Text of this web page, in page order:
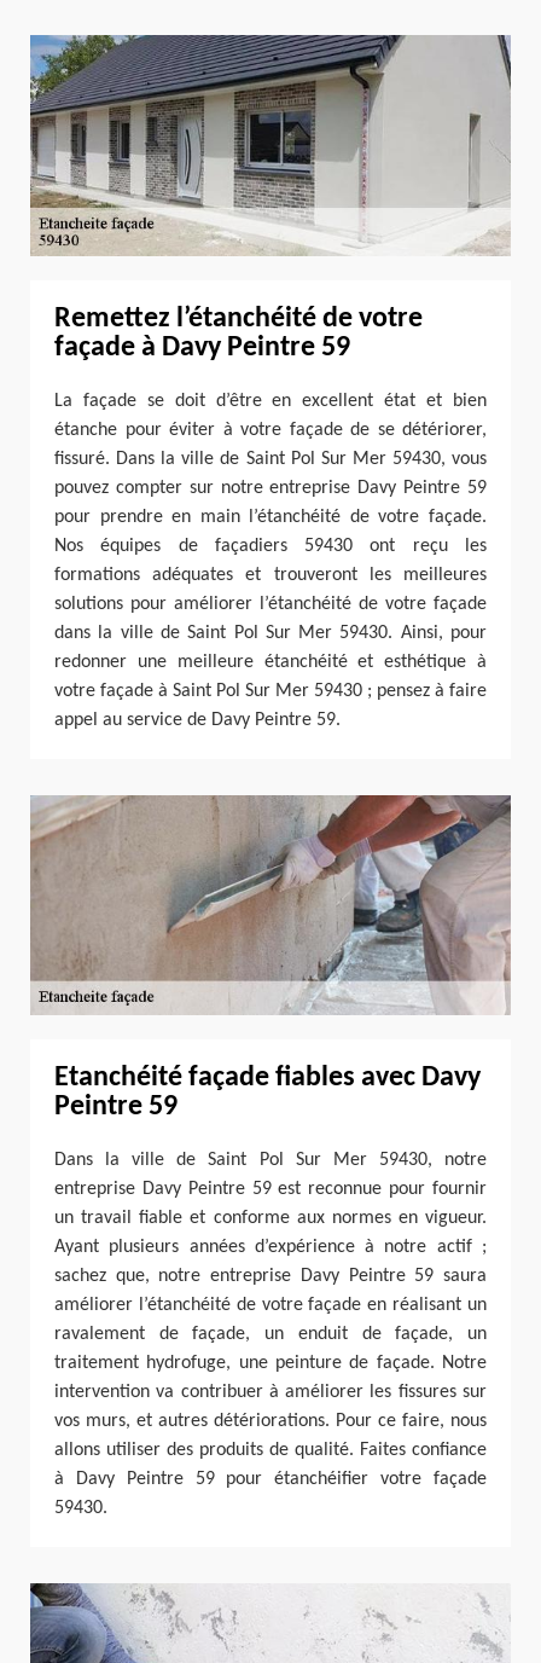
Remettez l’étanchéité de votre
façade à Davy Peintre 59
La façade se doit d’être en excellent état et bien
étanche pour éviter à votre façade de se détériorer,
fissuré. Dans la ville de Saint Pol Sur Mer 59430, vous
pouvez compter sur notre entreprise Davy Peintre 59
pour prendre en main l’étanchéité de votre façade.
Nos équipes de façadiers 59430 ont reçu les
formations adéquates et trouveront les meilleures
solutions pour améliorer l’étanchéité de votre façade
dans la ville de Saint Pol Sur Mer 59430. Ainsi, pour
redonner une meilleure étanchéité et esthétique à
votre façade à Saint Pol Sur Mer 59430 ; pensez à faire
appel au service de Davy Peintre 59.
Etanchéité façade fiables avec Davy
Peintre 59
Dans la ville de Saint Pol Sur Mer 59430, notre
entreprise Davy Peintre 59 est reconnue pour fournir
un travail fiable et conforme aux normes en vigueur.
Ayant plusieurs années d’expérience à notre actif ;
sachez que, notre entreprise Davy Peintre 59 saura
améliorer l’étanchéité de votre façade en réalisant un
ravalement de façade, un enduit de façade, un
traitement hydrofuge, une peinture de façade. Notre
intervention va contribuer à améliorer les fissures sur
vos murs, et autres détériorations. Pour ce faire, nous
allons utiliser des produits de qualité. Faites confiance
à Davy Peintre 59 pour étanchéifier votre façade
59430.